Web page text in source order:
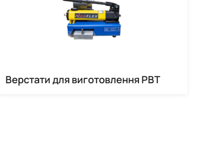
Верстати для виготовлення РВТ